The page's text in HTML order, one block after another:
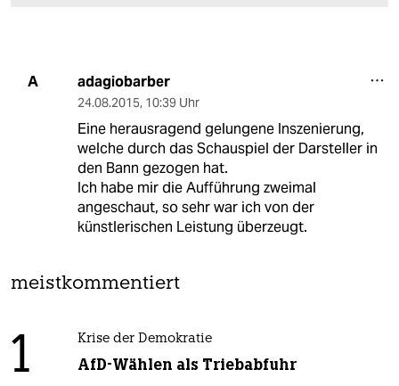
A adagiobarber
24.08.2015, 10:39 Uhr
Eine herausragend gelungene Inszenierung,
welche durch das Schauspiel der Darsteller in
den Bann gezogen hat.
Ich habe mir die Aufführung zweimal
angeschaut, so sehr war ich von der
künstlerischen Leistung überzeugt.
meistkommentiert
1 Krise der Demokratie
AfD-Wählen als Triebabfuhr